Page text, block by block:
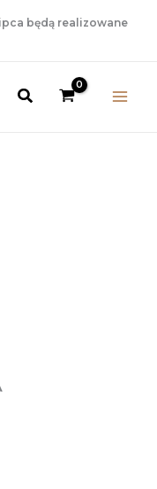
będą realizowane
Szukaj